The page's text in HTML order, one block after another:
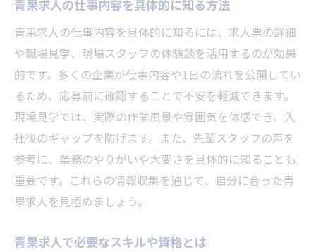
青果求人の仕事内容を具体的に知る方法
青果求人の仕事内容を具体的に知るには、求人票の詳細
や職場見学、現場スタッフの体験談を活用するのが効果
的です。多くの企業が仕事内容や1日の流れを公開してい
るため、応募前に確認することで不安を軽減できます。
現場見学では、実際の作業風景や雰囲気を体感でき、入
社後のギャップを防げます。また、先輩スタッフの声を
参考に、業務のやりがいや大変さを具体的に知ることも
重要です。これらの情報収集を通じて、自分に合った青
果求人を見極めましょう。
青果求人で必要なスキルや資格とは